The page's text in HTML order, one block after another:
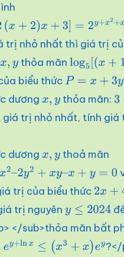
2(x +2 )x+3]=2 y+x2+ x+ 1. ln
trị nhỏ nhất thì giá trị
x,y thỏa mãn log5[(x +1)
biểu thứcP=x+ 3 y
dương x,y thỏa mãn: 3
giá trị nhỏ nhất, tính giá
dương x,y thoả mãn
2y2+xy –x +y=0
trị của biểu thức 2x +4
trị nguyên y ≤2024
</sub>thỏa mãn bất
x≤ (x3 +x ey ?</